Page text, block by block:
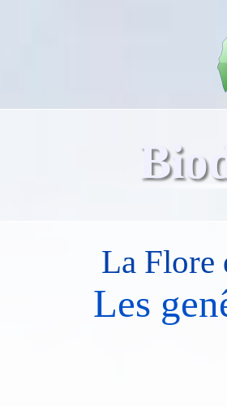
La Flore
Les